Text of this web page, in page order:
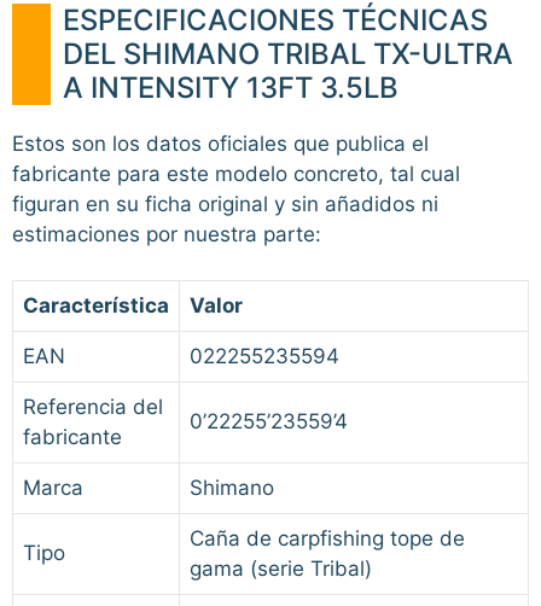
ESPECIFICACIONES TÉCNICAS
DEL SHIMANO TRIBAL TX-ULTRA
A INTENSITY 13FT 3.5LB
Estos son los datos oficiales que publica el
fabricante para este modelo concreto, tal cual
figuran en su ficha original y sin añadidos ni
estimaciones por nuestra parte:
Característica Valor
EAN 022255235594
Referencia del
fabricante
0’22255’23559’4
Marca Shimano
Tipo
Caña de carpfishing tope de
gama (serie Tribal)